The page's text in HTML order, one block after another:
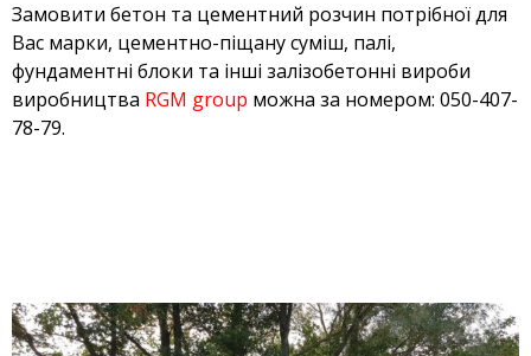
Замовити бетон та цементний розчин потрібної для
Вас марки, цементно-піщану суміш, палі,
фундаментні блоки та інші залізобетонні вироби
виробництва RGM group можна за номером: 050-407-
78-79.